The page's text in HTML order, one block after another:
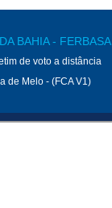
BAHIA - FERBASA
de voto a distância
de Melo - (FCA V1)